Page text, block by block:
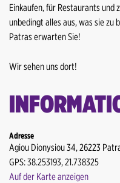
Samos Flughafen
Souda Hafen
Thessaloniki
Zakynthos Tsilivi
Paros Hafen
Rhodos Flughafen
Samos Flughafen
Thessaloniki
Zakynthos Hafen
Einkaufen, für Restaurants und
unbedingt alles aus, was sie zu
Patras erwarten Sie!
Wir sehen uns dort!
Adresse
Agiou Dionysiou 34, 26223
GPS: 38.253193, 21.738325
Auf der Karte anzeigen